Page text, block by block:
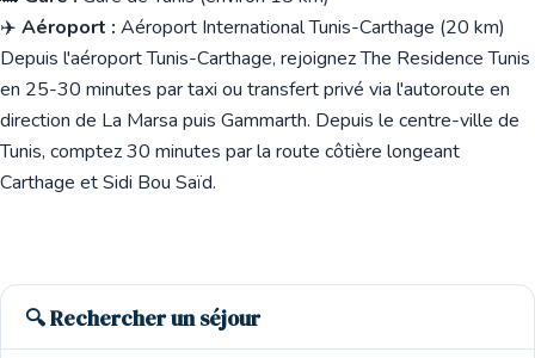
✈️ Aéroport : Aéroport International Tunis-Carthage (20 km)
Depuis l'aéroport Tunis-Carthage, rejoignez The Residence Tunis
en 25-30 minutes par taxi ou transfert privé via l'autoroute en
direction de La Marsa puis Gammarth. Depuis le centre-ville de
Tunis, comptez 30 minutes par la route côtière longeant
Carthage et Sidi Bou Saïd.
🔍 Rechercher un séjour